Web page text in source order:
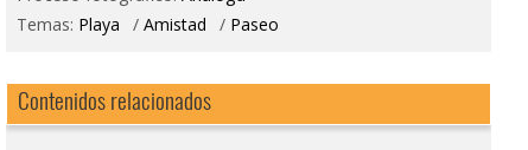
Temas: Playa / Amistad / Paseo
Contenidos relacionados